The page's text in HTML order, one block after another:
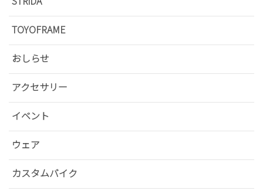
TOYOFRAME
おしらせ
アクセサリー
イベント
ウェア
カスタムバイク